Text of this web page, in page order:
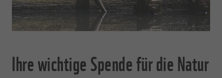
Ihre wichtige Spende für die Natur